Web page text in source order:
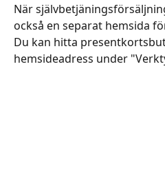
När
också en separat hemsida
Du kan hitta
hemsideadress under